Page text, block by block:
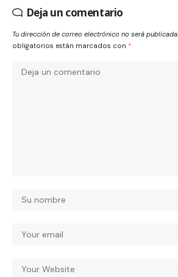
Deja un comentario
Tu dirección de correo electrónico no será publicada.
obligatorios están marcados con *